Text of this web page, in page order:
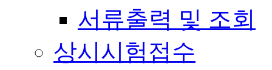
서류출력 및 조회
상시시험접수